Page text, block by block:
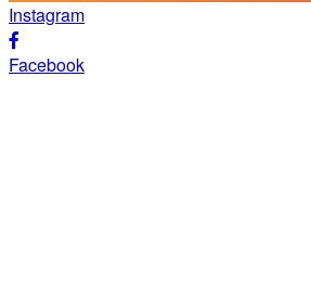
Instagram
Facebook